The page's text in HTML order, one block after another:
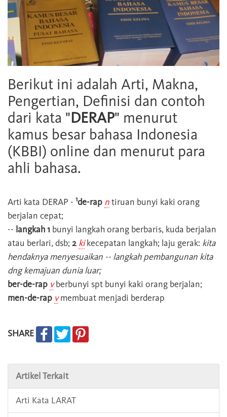
Berikut ini adalah Arti, Makna,
Pengertian, Definisi dan contoh
dari kata "DERAP" menurut
kamus besar bahasa Indonesia
(KBBI) online dan menurut para
ahli bahasa.
Arti kata DERAP - 1de-rap ntiruan bunyi kaki orang
berjalan cepat;
-- langkah 1 bunyi langkah orang berbaris, kuda berjalan
atau berlari, dsb; 2 kikecepatan langkah; laju gerak: kita
hendaknya menyesuaikan -- langkah pembangunan kita
dng kemajuan dunia luar;
ber-de-rap vberbunyi spt bunyi kaki orang berjalan;
men-de-rap vmembuat menjadi berderap
SHARE
Artikel Terkait
Arti Kata LARAT